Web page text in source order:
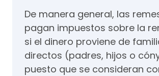
De manera general, las
pagan impuestos sobre la
si el dinero proviene de
directos (padres, hijos o
puesto que se consideran